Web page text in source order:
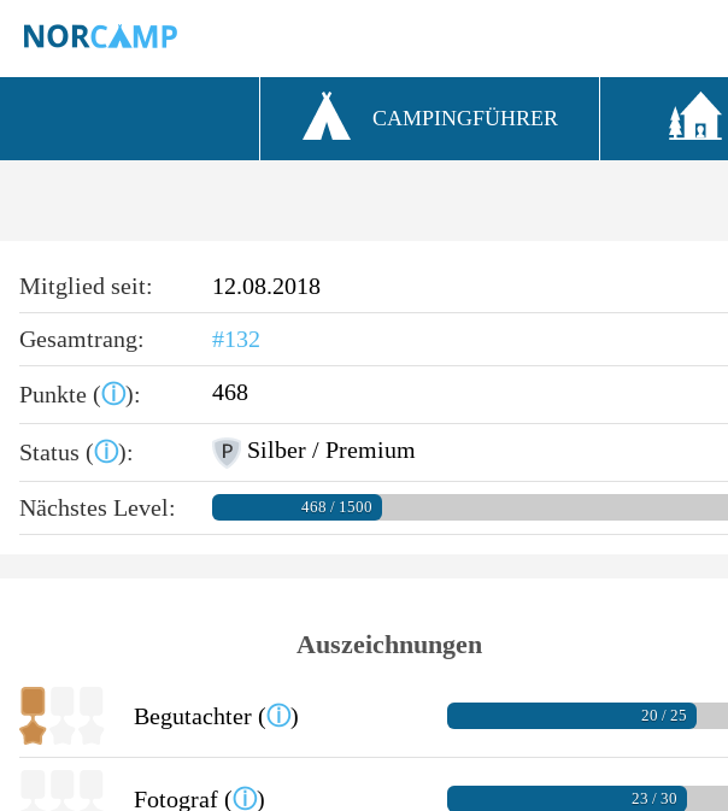
CAMPINGFÜHRER
Mitglied seit:
12.08.2018
Gesamtrang:
#132
Punkte (ⓘ): 468
Status (ⓘ): Silber / Premium
Nächstes Level: 468 / 1500
Auszeichnungen
Begutachter (ⓘ) 20 / 25
Fotograf (ⓘ) 23 / 30